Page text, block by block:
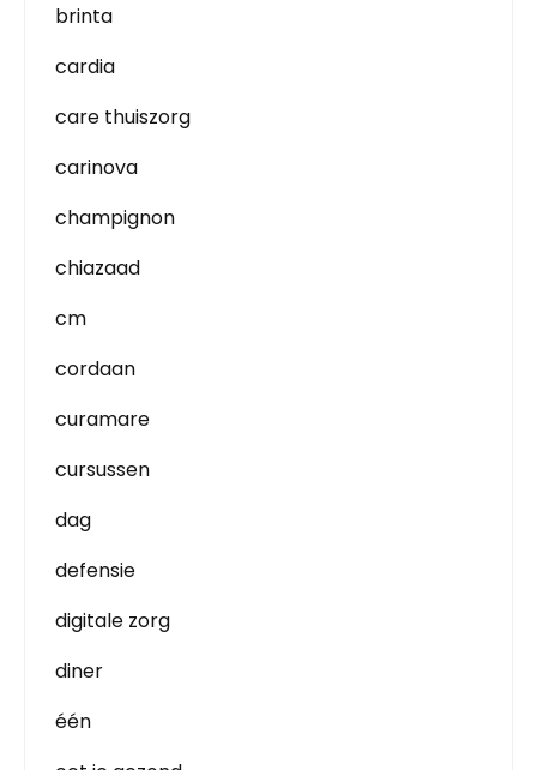
brinta
cardia
care thuiszorg
carinova
champignon
chiazaad
cm
cordaan
curamare
cursussen
dag
defensie
digitale zorg
diner
één